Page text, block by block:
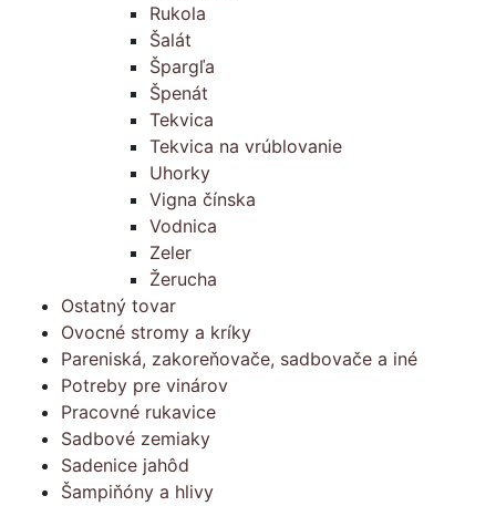
Rukola
Šalát
Špargľa
Špenát
Tekvica
Tekvica na vrúblovanie
Uhorky
Vigna čínska
Vodnica
Zeler
Žerucha
Ostatný tovar
Ovocné stromy a kríky
Pareniská, zakoreňovače, sadbovače a iné
Potreby pre vinárov
Pracovné rukavice
Sadbové zemiaky
Sadenice jahôd
Šampiňóny a hlivy